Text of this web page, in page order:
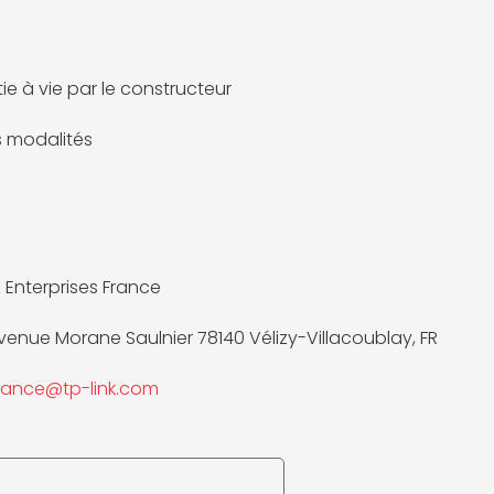
à vie par le constructeur
modalités
Enterprises France
Morane Saulnier 78140 Vélizy-Villacoublay, FR
link.com